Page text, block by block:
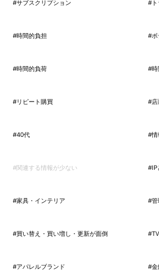
#サブスクリプション #ト
#時間的負担 #ボ
#時間的負荷 #時
#リピート購買 #店
#40代 #情
#関連する情報が少ない #IP
#家具・インテリア #管
#買い替え・買い増し・更新が面倒
#アパレルブランド #金